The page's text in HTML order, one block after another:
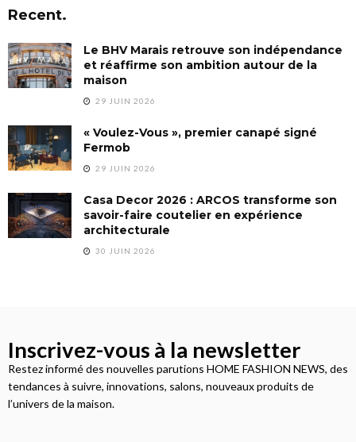
Recent.
Le BHV Marais retrouve son indépendance
et réaffirme son ambition autour de la
maison
29 JUIN 2026
« Voulez-Vous », premier canapé signé
Fermob
29 JUIN 2026
Casa Decor 2026 : ARCOS transforme son
savoir-faire coutelier en expérience
architecturale
30 JUIN 2026
Inscrivez-vous à la newsletter
Restez informé des nouvelles parutions HOME FASHION NEWS, des
tendances à suivre, innovations, salons, nouveaux produits de
l’univers de la maison.